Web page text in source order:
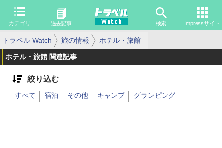
カテゴリ 過去記事 検索 Impressサイト
トラベル Watch 旅の情報 ホテル・旅館
ホテル・旅館 関連記事
絞り込む
すべて 宿泊 その他 キャンプ グランピング